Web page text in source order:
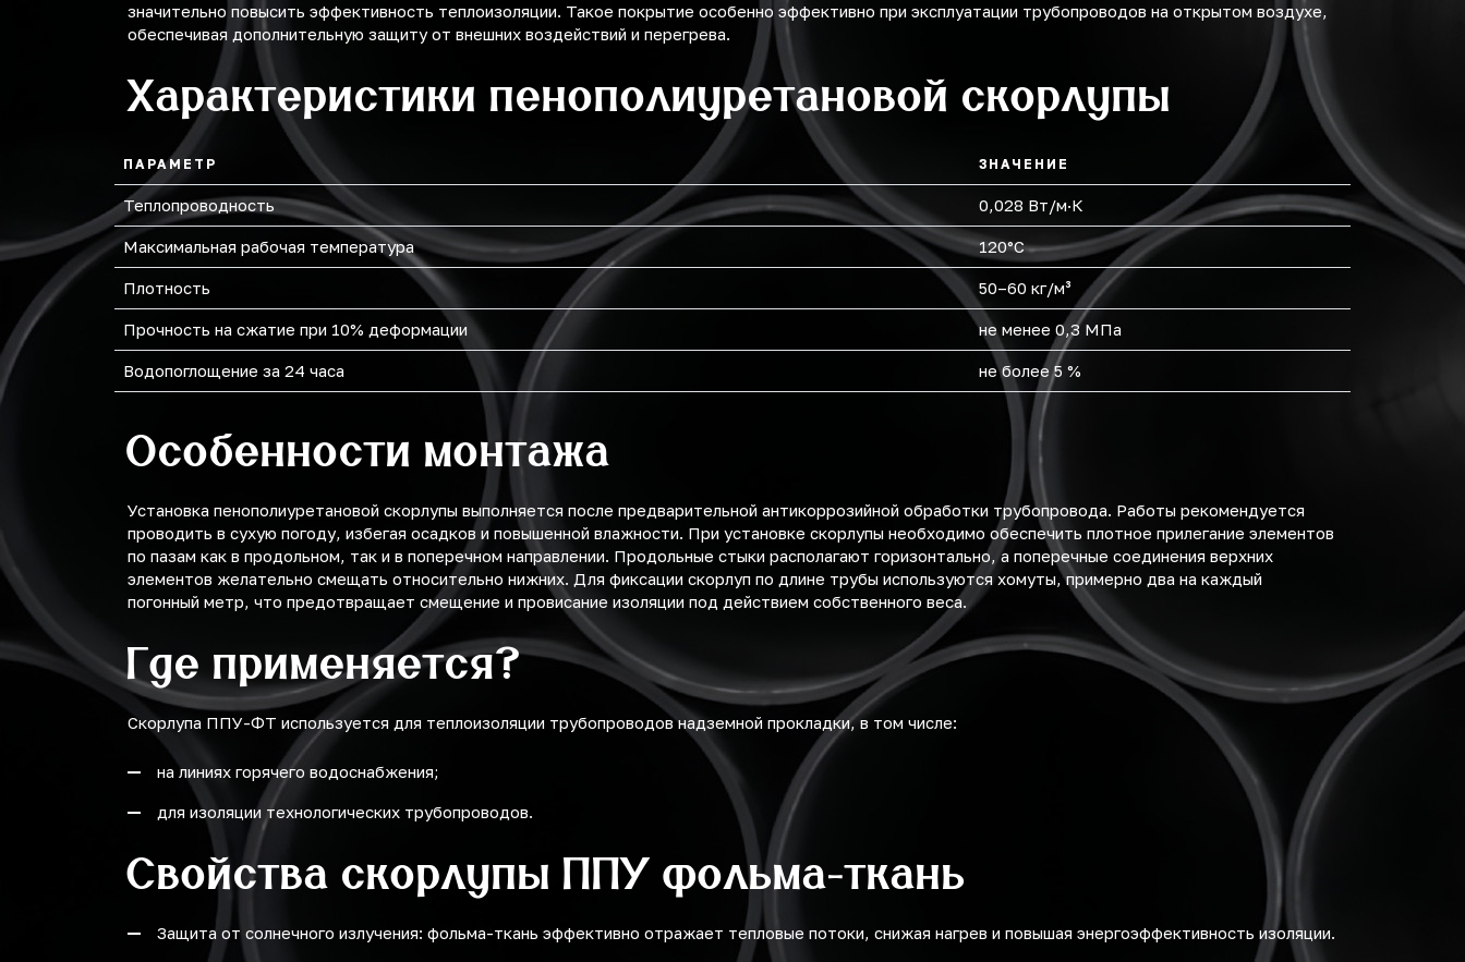
219
значительно повысить эффективность теплоизоляции. Такое покрытие особенно эффективно при эксплуатации трубопроводов на открытом воздухе,
обеспечивая дополнительную защиту от внешних воздействий и перегрева.
Характеристики пенополиуретановой скорлупы
ПАРАМЕТР ЗНАЧЕНИЕ
Теплопроводность 0,028 Вт/м·К
Максимальная рабочая температура 120°С
Плотность 50–60 кг/м³
Прочность на сжатие при 10% деформации не менее 0,3 МПа
Водопоглощение за 24 часа не более 5 %
Особенности монтажа
Установка пенополиуретановой скорлупы выполняется после предварительной антикоррозийной обработки трубопровода. Работы рекомендуется
проводить в сухую погоду, избегая осадков и повышенной влажности. При установке скорлупы необходимо обеспечить плотное прилегание элементов
по пазам как в продольном, так и в поперечном направлении. Продольные стыки располагают горизонтально, а поперечные соединения верхних
элементов желательно смещать относительно нижних. Для фиксации скорлуп по длине трубы используются хомуты, примерно два на каждый
погонный метр, что предотвращает смещение и провисание изоляции под действием собственного веса.
Где применяется?
Скорлупа ППУ-ФТ используется для теплоизоляции трубопроводов надземной прокладки, в том числе:
на линиях горячего водоснабжения;
для изоляции технологических трубопроводов.
Свойства скорлупы ППУ фольма-ткань
Защита от солнечного излучения: фольма-ткань эффективно отражает тепловые потоки, снижая нагрев и повышая энергоэффективность изоляции.